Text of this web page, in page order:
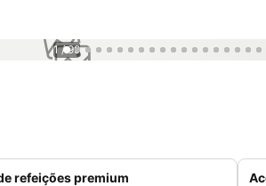
1 / 99
refeições premium